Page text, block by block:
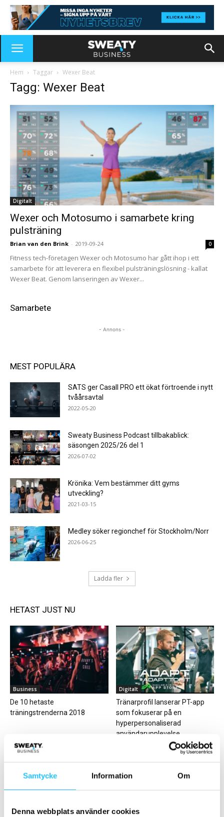
Samtycke Information Om
Denna webbplats använder cookies
Hem Taggar Wexer Beat
Tagg: Wexer Beat
Digitalt
Wexer och Motosumo i samarbete kring
pulsträning
Brian van den Brink - 2019-09-24 0
Fitness tech-företagen Wexer och Motosumo har gått ihop i ett
samarbete för att leverera en flexibel pulsträningslösning - kallat
Wexer Beat. Genom lanseringen av Wexer...
Samarbete
- Annons -
MEST POPULÄRA
SATS ger Casall PRO ett ökat förtroende i nytt
tvåårsavtal
2022-05-20
Sweaty Business Podcast tillbakablick:
säsongen 2025/26 del 1
2026-07-02
Krönika: Vem bestämmer ditt gyms
utveckling?
2021-03-15
Medley söker regionchef för Stockholm/Norr
2026-06-25
Ladda fler
HETAST JUST NU
Business
De 10 hetaste
träningstrenderna 2018
Digitalt
Tränarprofil lanserar PT-app
som fokuserar på en
hyperpersonaliserad
användarupplevelse
Gruppträning Business